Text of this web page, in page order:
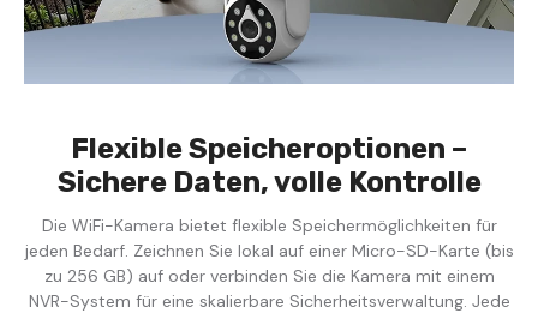
Flexible Speicheroptionen –
Sichere Daten, volle Kontrolle
Die WiFi-Kamera bietet flexible Speichermöglichkeiten für
jeden Bedarf. Zeichnen Sie lokal auf einer Micro-SD-Karte (bis
zu 256 GB) auf oder verbinden Sie die Kamera mit einem
NVR-System für eine skalierbare Sicherheitsverwaltung. Jede